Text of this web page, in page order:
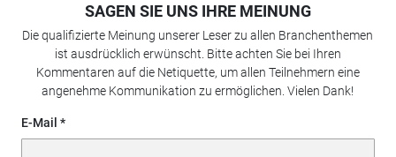
SAGEN SIE UNS IHRE MEINUNG
Die qualifizierte Meinung unserer Leser zu allen Branchenthemen
ist ausdrücklich erwünscht. Bitte achten Sie bei Ihren
Kommentaren auf die Netiquette, um allen Teilnehmern eine
angenehme Kommunikation zu ermöglichen. Vielen Dank!
E-Mail